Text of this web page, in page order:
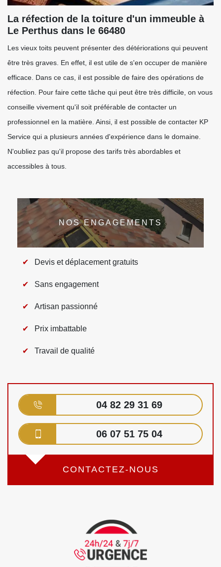
La réfection de la toiture d'un immeuble à
Le Perthus dans le 66480
Les vieux toits peuvent présenter des détériorations qui peuvent
être très graves. En effet, il est utile de s'en occuper de manière
efficace. Dans ce cas, il est possible de faire des opérations de
réfection. Pour faire cette tâche qui peut être très difficile, on vous
conseille vivement qu'il soit préférable de contacter un
professionnel en la matière. Ainsi, il est possible de contacter KP
Service qui a plusieurs années d'expérience dans le domaine.
N'oubliez pas qu'il propose des tarifs très abordables et
accessibles à tous.
NOS ENGAGEMENTS
Devis et déplacement gratuits
Sans engagement
Artisan passionné
Prix imbattable
Travail de qualité
04 82 29 31 69
06 07 51 75 04
CONTACTEZ-NOUS